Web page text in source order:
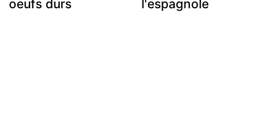
oeufs durs
l'espagnole